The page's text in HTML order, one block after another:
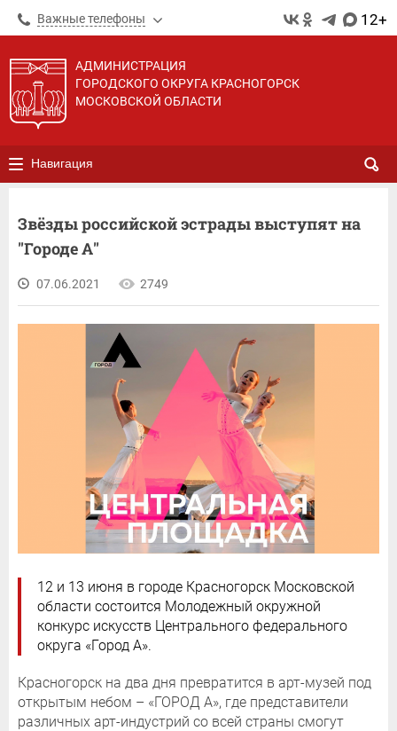
Важные телефоны 12+
АДМИНИСТРАЦИЯ
ГОРОДСКОГО ОКРУГА КРАСНОГОРСК
МОСКОВСКОЙ ОБЛАСТИ
Навигация
Звёзды российской эстрады выступят на
"Городе А"
07.06.2021 2749
12 и 13 июня в городе Красногорск Московской
области состоится Молодежный окружной
конкурс искусств Центрального федерального
округа «Город А».
Красногорск на два дня превратится в арт-музей под
открытым небом – «ГОРОД А», где представители
различных арт-индустрий со всей страны смогут